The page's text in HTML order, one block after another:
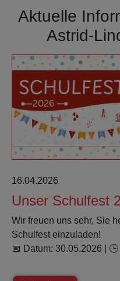
Aktuelle
Astrid-
16.04.2026
Unser Schulfest
Wir freuen uns sehr, Sie
Schulfest einzuladen!
📅 Datum: 30.05.2026 |